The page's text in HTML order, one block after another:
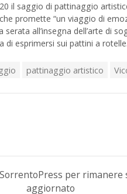
il saggio di pattinaggio
promette “un viaggio di
serata all’insegna dell’arte di
di esprimersi sui pattini a rotelle.
pattinaggio artistico
SorrentoPress per rimanere
aggiornato